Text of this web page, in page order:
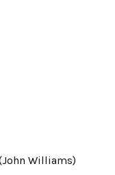
Williams)